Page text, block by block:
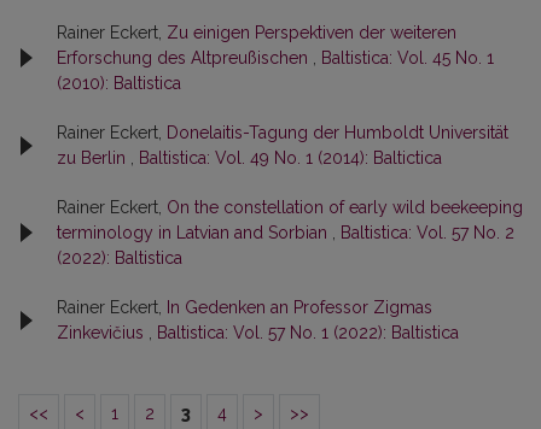
Rainer Eckert, Zu einigen Perspektiven der weiteren
Erforschung des Altpreußischen
Baltistica: Vol. 45 No. 1
(2010): Baltistica
Rainer Eckert, Donelaitis-Tagung der Humboldt Universität
zu Berlin
Baltistica: Vol. 49 No. 1 (2014): Baltictica
Rainer Eckert, On the constellation of early wild beekeeping
terminology in Latvian and Sorbian
Baltistica: Vol. 57 No. 2
(2022): Baltistica
Rainer Eckert,
In Gedenken an Professor Zigmas
Zinkevičius
Baltistica: Vol. 57 No. 1 (2022): Baltistica
<< < 1 2 3 4 > >>